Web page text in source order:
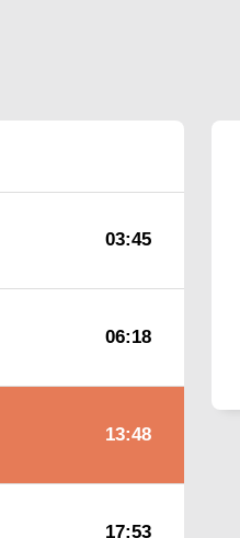
03:45
06:18
13:48
17:53